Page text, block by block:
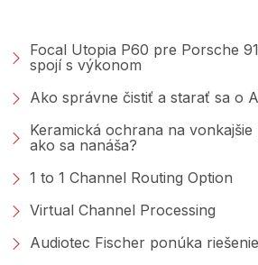
Focal Utopia P60 pre Porsche
spojí s výkonom
Ako správne čistiť a starať sa o
Keramická ochrana na vonkajšie
ako sa nanáša?
1 to 1 Channel Routing Option
Virtual Channel Processing
Audiotec Fischer ponúka